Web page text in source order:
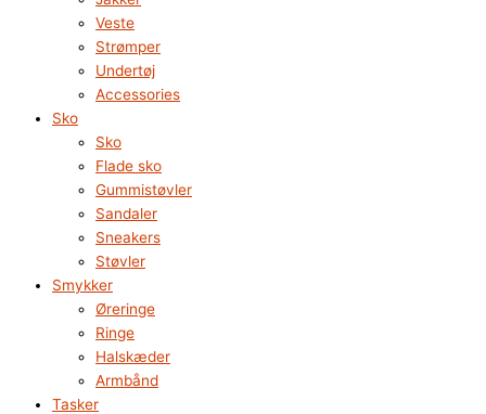
Veste
Strømper
Undertøj
Accessories
Sko
Sko
Flade sko
Gummistøvler
Sandaler
Sneakers
Støvler
Smykker
Øreringe
Ringe
Halskæder
Armbånd
Tasker